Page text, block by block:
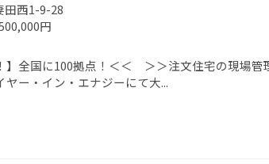
田西1-9-28
円
】全国に100拠点！＜＜ ＞＞注文住宅の現場管
ー・イン・エナジーにて大...